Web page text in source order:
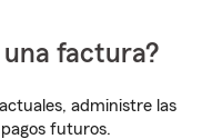
factura?
administre las
futuros.